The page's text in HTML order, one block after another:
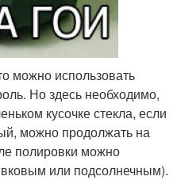
можно использовать
Но здесь необходимо,
кусочке стекла, если
можно продолжать на
полировки можно
или подсолнечным).